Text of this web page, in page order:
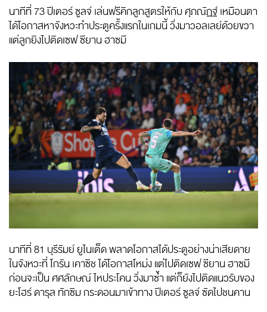
นาทีที่ 73 ปีเตอร์ ซูลจ์ เล่นฟรีคิกลูกสูตรให้กับ ศุภณัฏฐ์ เหมือนตา
ได้โอกาสหาจังหวะทำประตูครั้งแรกในเกมนี้ วิ่งมาวอลเลย์ด้วยขวา
แต่ลูกยิงไปติดเซฟ ซียาน ฮาซมี
นาทีที่ 81 บุรีรัมย์ ยูไนเต็ด พลาดโอกาสได้ประตูอย่างน่าเสียดาย
ในจังหวะที่ โกรัน เคาซิช ได้โอกาสโหม่ง แต่ไปติดเซฟ ซียาน ฮาซมี
ก่อนจะเป็น ศศลักษณ์ ไหประโคน วิ่งมาซ้ำ แต่ก็ยังไปติดแนวรับของ
ยะโฮร์ ดารุล ทักซิม กระดอนมาเข้าทาง ปีเตอร์ ซูลจ์ ซัดไปชนคาน